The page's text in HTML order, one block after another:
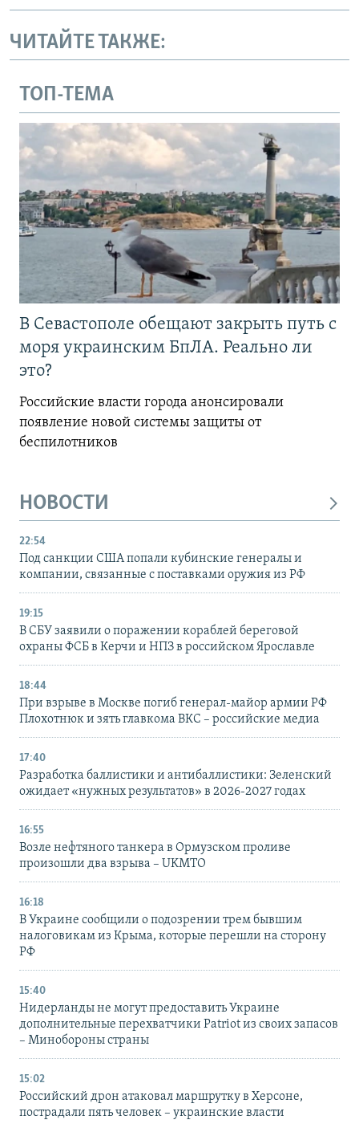
ЧИТАЙТЕ ТАКЖЕ:
ТОП-ТЕМА
В Севастополе обещают закрыть путь с
моря украинским БпЛА. Реально ли
это?
Российские власти города анонсировали
появление новой системы защиты от
беспилотников
НОВОСТИ
22:54
Под санкции США попали кубинские генералы и
компании, связанные с поставками оружия из РФ
19:15
В СБУ заявили о поражении кораблей береговой
охраны ФСБ в Керчи и НПЗ в российском Ярославле
18:44
При взрыве в Москве погиб генерал-майор армии РФ
Плохотнюк и зять главкома ВКС – российские медиа
17:40
Разработка баллистики и антибаллистики: Зеленский
ожидает «нужных результатов» в 2026-2027 годах
16:55
Возле нефтяного танкера в Ормузском проливе
произошли два взрыва – UKMTO
16:18
В Украине сообщили о подозрении трем бывшим
налоговикам из Крыма, которые перешли на сторону
РФ
15:40
Нидерланды не могут предоставить Украине
дополнительные перехватчики Patriot из своих запасов
– Минобороны страны
15:02
Российский дрон атаковал маршрутку в Херсоне,
пострадали пять человек – украинские власти